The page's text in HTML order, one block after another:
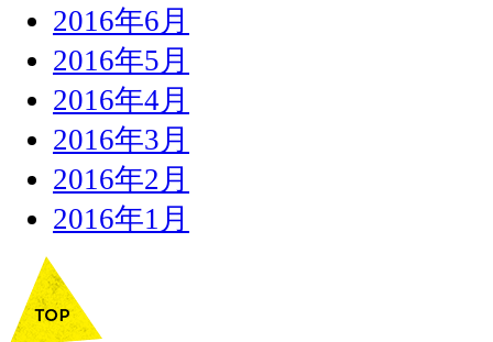
2016年6月
2016年5月
2016年4月
2016年3月
2016年2月
2016年1月